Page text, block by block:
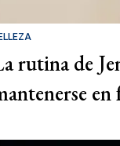
rutina de